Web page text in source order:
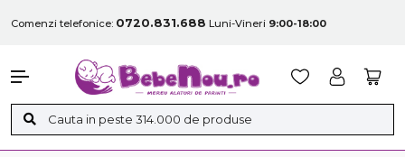
Comenzi telefonice: 0720.831.688 Luni-Vineri 9:00-18:00